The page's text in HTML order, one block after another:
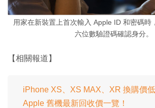
用家在新裝置上首次輸入 Apple ID 和密碼時
六位數驗證碼確認身分。
【相關報道】
iPhone XS、XS MAX、XR 換購價低
Apple 舊機最新回收價一覽！